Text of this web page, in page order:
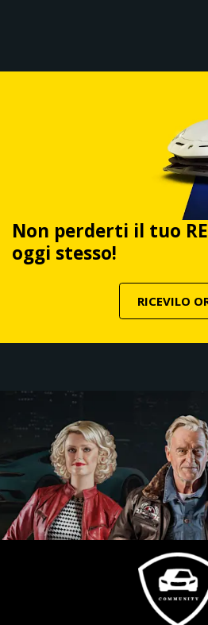
Non perderti il tuo
oggi stesso!
RICEVILO